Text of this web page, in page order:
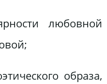
любовной
образа,